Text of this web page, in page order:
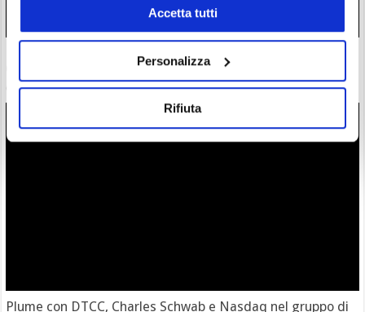
Accetta tutti
Personalizza
Rifiuta
ETF Bitcoin: Wall Street accoglie investimenti dopo hack
Coldcard. C’è chi ha mollato l’autocustodia?
06/08/26 17:07
Plume con DTCC, Charles Schwab e Nasdaq nel gruppo di